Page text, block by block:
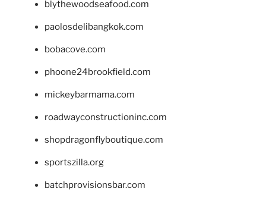
blythewoodseafood.com
paolosdelibangkok.com
bobacove.com
phoone24brookfield.com
mickeybarmama.com
roadwayconstructioninc.com
shopdragonflyboutique.com
sportszilla.org
batchprovisionsbar.com